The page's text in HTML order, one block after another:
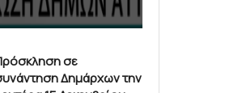
σε
Δημάρχων την